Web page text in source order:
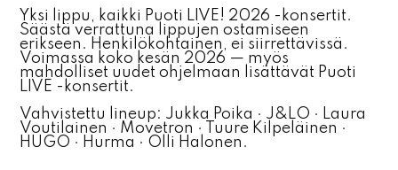
Yksi lippu, kaikki Puoti LIVE! 2026 -konsertit.
Säästä verrattuna lippujen ostamiseen
erikseen. Henkilökohtainen, ei siirrettävissä.
Voimassa koko kesän 2026 — myös
mahdolliset uudet ohjelmaan lisättävät Puoti
LIVE -konsertit.
Vahvistettu lineup: Jukka Poika · J&LO · Laura
Voutilainen · Movetron · Tuure Kilpeläinen ·
HUGO · Hurma · Olli Halonen.